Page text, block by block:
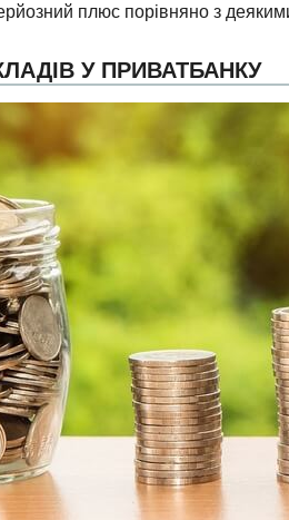
плюс порівняно з
У ПРИВАТБАНКУ